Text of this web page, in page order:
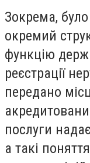
Зокрема,
окремий
функцію
реєстрації
передано
послуги
а такі